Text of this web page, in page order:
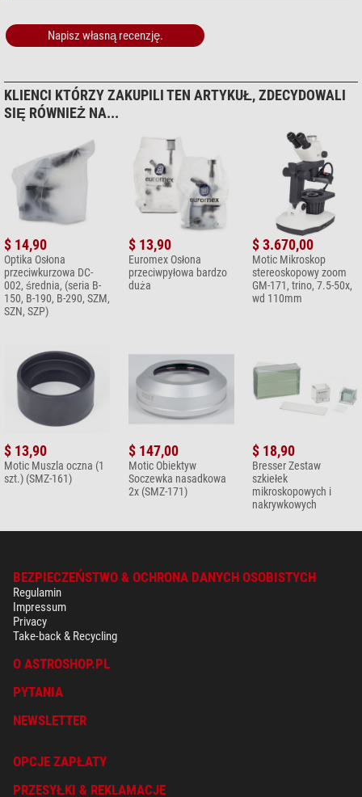
Napisz własną recenzję.
KLIENCI KTÓRZY ZAKUPILI TEN ARTYKUŁ, ZDECYDOWALI
SIĘ RÓWNIEŻ NA...
$ 14,90
Optika Osłona
przeciwkurzowa DC-
002, średnia, (seria B-
150, B-190, B-290, SZM,
SZN, SZP)
$ 13,90
Euromex Osłona
przeciwpyłowa bardzo
duża
$ 3.670,00
Motic Mikroskop
stereoskopowy zoom
GM-171, trino, 7.5-50x,
wd 110mm
$ 13,90
Motic Muszla oczna (1
szt.) (SMZ-161)
$ 147,00
Motic Obiektyw
Soczewka nasadkowa
2x (SMZ-171)
$ 18,90
Bresser Zestaw
szkiełek
mikroskopowych i
nakrywkowych
BEZPIECZEŃSTWO & OCHRONA DANYCH OSOBISTYCH
Regulamin
Impressum
Privacy
Take-back & Recycling
O ASTROSHOP.PL
PYTANIA
NEWSLETTER
OPCJE ZAPŁATY
PRZESYŁKI & REKLAMACJE